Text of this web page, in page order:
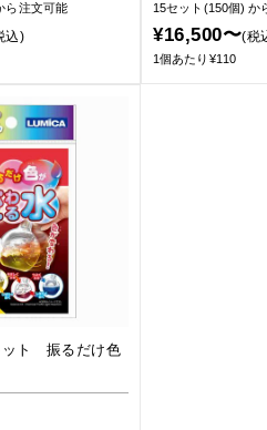
ら注文可能
込)
15セット(150個)か
¥16,500〜(税
1個あたり¥110
ット 振るだけ色